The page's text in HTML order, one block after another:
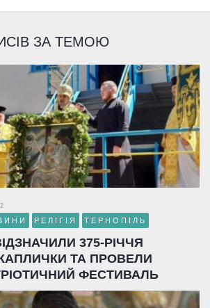
ЗА ТЕМОЮ
РЕЛІГІЯ ТЕРНОПІЛЬ
375-РІЧЧЯ
ТА ПРОВЕЛИ
ФЕСТИВАЛЬ